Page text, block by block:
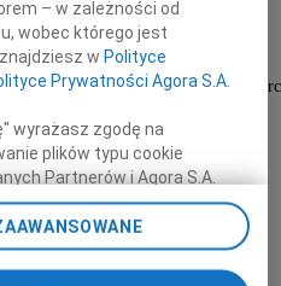
składamy
współczucia z powodu
Mamy
Zarząd i Członkowie
– w zależności od
wobec którego jest
w Polityce
Prywatności Agora S.A.
wyrażasz zgodę na
plików typu cookie
Partnerów i Agora S.A.
Możesz też w każdej
dot. plików cookie,
do zarządzania Twoimi
danych poprzez